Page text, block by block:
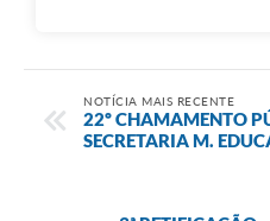
NOTÍCIA MAIS RECENTE
22º CHAMAMENTO
SECRETARIA M.